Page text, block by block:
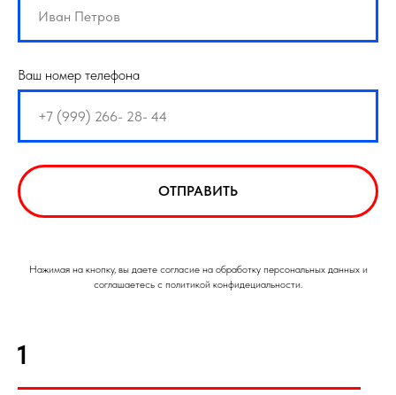
Ваш номер телефона
ОТПРАВИТЬ
Нажимая на кнопку, вы даете согласие на обработку персональных данных и
соглашаетесь с политикой конфидециальности.
1